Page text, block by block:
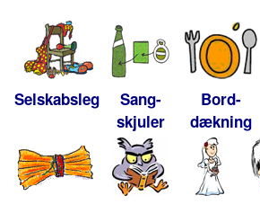
Selskabsleg
Sang-
skjuler
Bord-
dækning